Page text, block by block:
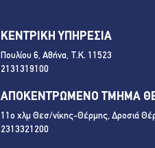
ΚΕΝΤΡΙΚΗ ΥΠΗΡΕΣΙΑ
Πουλίου 6, Αθήνα, Τ.Κ. 11523
2131319100
ΑΠΟΚΕΝΤΡΩΜΕΝΟ ΤΜΗΜΑ
11ο χλμ Θεσ/νίκης-Θέρμης, Δροσιά
2313321200